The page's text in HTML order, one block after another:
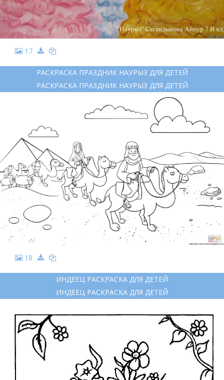
17
РАСКРАСКА ПРАЗДНИК НАУРЫЗ ДЛЯ ДЕТЕЙ
РАСКРАСКА ПРАЗДНИК НАУРЫЗ ДЛЯ ДЕТЕЙ
18
ИНДЕЕЦ РАСКРАСКА ДЛЯ ДЕТЕЙ
ИНДЕЕЦ РАСКРАСКА ДЛЯ ДЕТЕЙ